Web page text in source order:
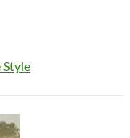
Style